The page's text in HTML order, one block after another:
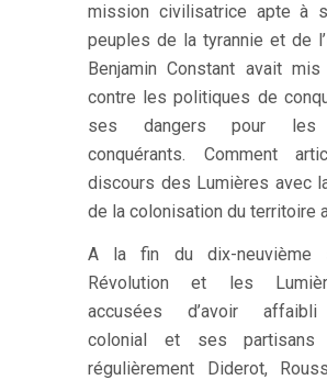
mission civilisatrice apte à
peuples de la tyrannie et de
Benjamin Constant avait
contre les politiques de
ses dangers pour les
conquérants. Comment
discours des Lumières avec
de la colonisation du territoire
A la fin du dix-neuvième
Révolution et les
accusées d’avoir affaibli
colonial et ses partisans
régulièrement Diderot,